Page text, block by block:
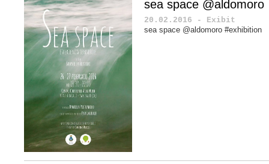
sea space @aldomoro
20.02.2016 - Exibit
sea space @aldomoro #exhibition